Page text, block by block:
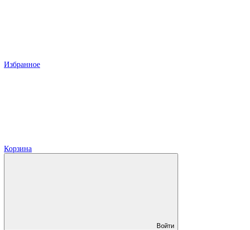
Избранное
Корзина
Войти